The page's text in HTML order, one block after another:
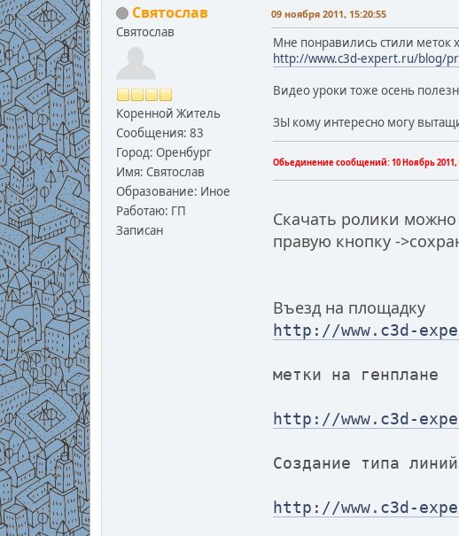
Святослав
Святослав
Коренной Житель
Сообщения: 83
Город: Оренбург
Имя: Святослав
Образование: Иное
Работаю: ГП
Записан
09 ноября 2011, 15:20:55
Мне понравились стили меток
http://www.c3d-expert.ru/blog/
Видео уроки тоже осень
ЗЫ кому интересно могу
Обьединение сообщений: 10 Ноябрь 2011,
Скачать ролики можно
правую кнопку -
Въезд на площадку
http://www.c3d-
метки на генплане
http://www.c3d-
Создание типа линий
http://www.c3d-